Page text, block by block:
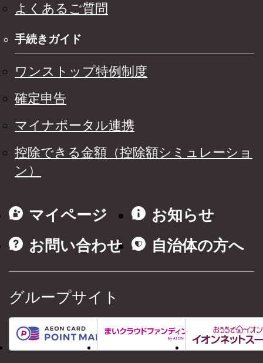
よくあるご質問
手続きガイド
ワンストップ特例制度
確定申告
マイナポータル連携
控除できる金額（控除額シミュレーショ
ン）
マイページ
お知らせ
お問い合わせ
自治体の方へ
グループサイト